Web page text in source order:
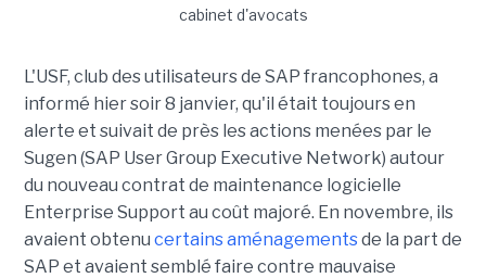
L'USF, club des utilisateurs de SAP francophones, a
informé hier soir 8 janvier, qu'il était toujours en
alerte et suivait de près les actions menées par le
Sugen (SAP User Group Executive Network) autour
du nouveau contrat de maintenance logicielle
Enterprise Support au coût majoré. En novembre, ils
avaient obtenu certains aménagementsde la part de
SAP et avaient semblé faire contre mauvaise